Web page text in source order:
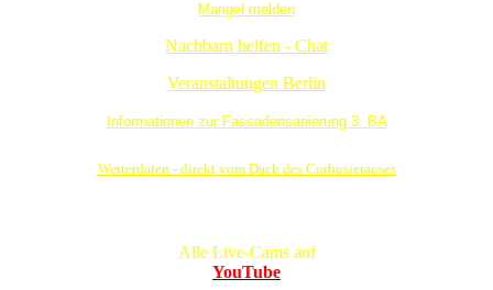
Mangel melden
Nachbarn helfen - Chat
Veranstaltungen Berlin
Informationen zur Fassadensanierung 3. BA
Wetterdaten - direkt vom Dach des Corbusierauses
Alle Live-Cams auf
YouTube